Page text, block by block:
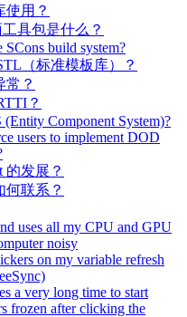
使用？
具包是什么？
SCons build system?
（标准模板库）？
常？
？
(Entity Component System)?
users to implement DOD
的发展？
何联系？
uses all my CPU and GPU
noisy
on my variable refresh
a very long time to start
frozen after clicking the